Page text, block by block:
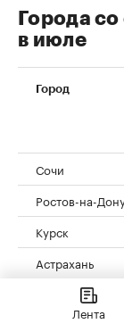
Города
в июле
Город
Сочи
Ростов-на-
Курск
Астрахань
Новокузнецк
Лента